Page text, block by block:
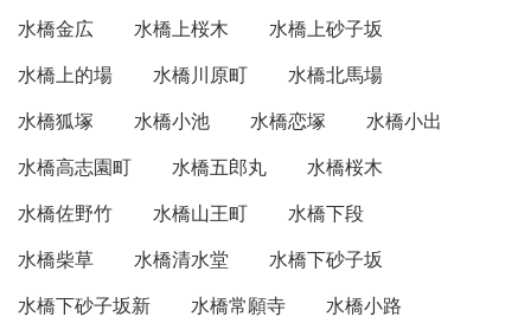
水橋金広
水橋上桜木
水橋上砂子坂
水橋上的場
水橋川原町
水橋北馬場
水橋狐塚
水橋小池 水橋恋塚
水橋小出
水橋高志園町
水橋五郎丸
水橋桜木
水橋佐野竹
水橋山王町
水橋下段
水橋柴草
水橋清水堂
水橋下砂子坂
水橋下砂子坂新
水橋常願寺
水橋小路